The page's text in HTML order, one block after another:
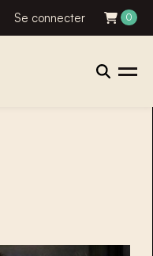
Se connecter 0